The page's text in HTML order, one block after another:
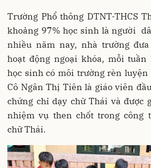
Trường Phổ thông DTNT-THCS
khoảng 97% học sinh là người
nhiều năm nay, nhà trường
hoạt động ngoại khóa, mỗi
học sinh có môi trường rèn luyện
Cô Ngân Thị Tiên là giáo viên
chứng chỉ dạy chữ Thái và được
nhiệm vụ then chốt trong công
chữ Thái.